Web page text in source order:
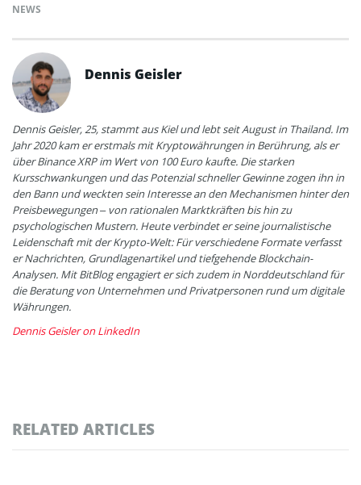
NEWS
Dennis Geisler
Dennis Geisler, 25, stammt aus Kiel und lebt seit August in Thailand. Im
Jahr 2020 kam er erstmals mit Kryptowährungen in Berührung, als er
über Binance XRP im Wert von 100 Euro kaufte. Die starken
Kursschwankungen und das Potenzial schneller Gewinne zogen ihn in
den Bann und weckten sein Interesse an den Mechanismen hinter den
Preisbewegungen – von rationalen Marktkräften bis hin zu
psychologischen Mustern. Heute verbindet er seine journalistische
Leidenschaft mit der Krypto-Welt: Für verschiedene Formate verfasst
er Nachrichten, Grundlagenartikel und tiefgehende Blockchain-
Analysen. Mit BitBlog engagiert er sich zudem in Norddeutschland für
die Beratung von Unternehmen und Privatpersonen rund um digitale
Währungen.
Dennis Geisler on LinkedIn
RELATED ARTICLES